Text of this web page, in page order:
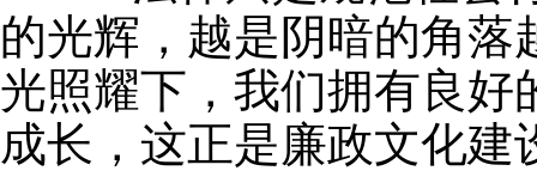
的光辉，越是阴暗的角
光照耀下，我们拥有良好
成长，这正是廉政文化建